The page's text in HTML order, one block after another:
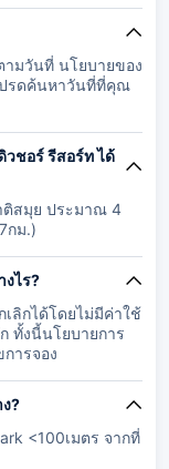
ามวันที่ นโยบายของ
ปรดค้นหาวันที่ที่คุณ
ชอร์ รีสอร์ท ได้
ติสมุย ประมาณ 4
กม.)
งไร?
ลิกได้โดยไม่มีค่าใช้
ทั้งนี้นโยบายการ
ารจอง
?
<100เมตร จากที่